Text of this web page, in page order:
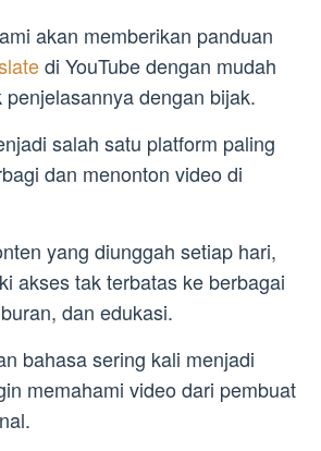
akan memberikan panduan
di YouTube dengan mudah
dengan bijak.
salah satu platform paling
dan menonton video di
yang diunggah setiap hari,
akses tak terbatas ke berbagai
dan edukasi.
bahasa sering kali menjadi
memahami video dari pembuat